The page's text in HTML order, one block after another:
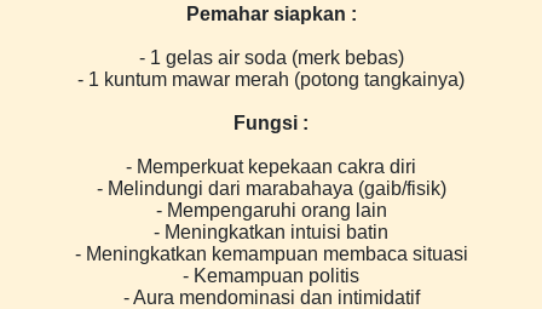
Pemahar siapkan :
- 1 gelas air soda (merk bebas)
- 1 kuntum mawar merah (potong tangkainya)
Fungsi :
- Memperkuat kepekaan cakra diri
- Melindungi dari marabahaya (gaib/fisik)
- Mempengaruhi orang lain
- Meningkatkan intuisi batin
- Meningkatkan kemampuan membaca situasi
- Kemampuan politis
- Aura mendominasi dan intimidatif